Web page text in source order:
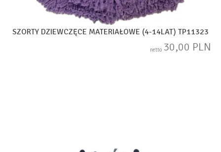
SZORTY DZIEWCZĘCE MATERIAŁOWE (4-14LAT) TP11323
netto 30,00 PLN